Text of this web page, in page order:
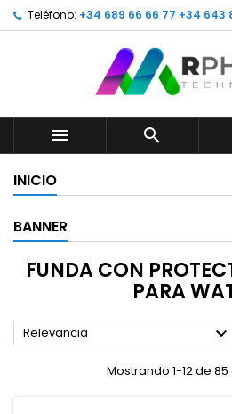
Teléfono: +34 689 66 66 77 +34 643
 
INICIO
BANNER
FUNDA CON
PARA
Relevancia 
Mostrando 1-12 de